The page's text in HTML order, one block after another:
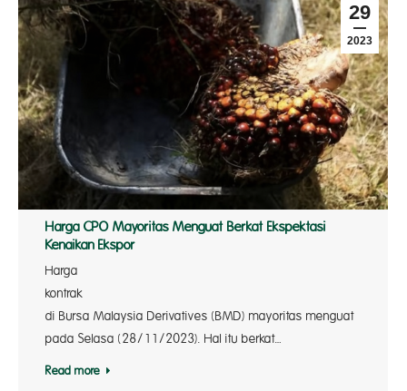
29
2023
Harga CPO Mayoritas Menguat Berkat Ekspektasi
Kenaikan Ekspor
Harga
di Bursa Malaysia Derivatives (BMD) mayoritas menguat
pada Selasa (28/11/2023). Hal itu berkat…
Read more